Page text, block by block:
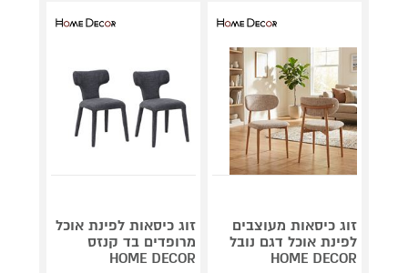
זוג כיסאות מעוצבים
לפינת אוכל דגם נובל
HOME DECOR
זוג כיסאות לפינת אוכל
מרופדים בד קנזס
HOME DECOR